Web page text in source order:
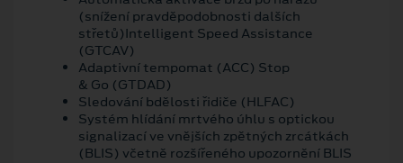
(snížení pravděpodobnosti dalších
střetů)Intelligent Speed Assistance
(GTCAV)
Adaptivní tempomat (ACC) Stop
& Go (GTDAD)
Sledování bdělosti řidiče (HLFAC)
Systém hlídání mrtvého úhlu s optickou
signalizací ve vnějších zpětných zrcátkách
(BLIS) včetně rozšířeného upozornění BLIS